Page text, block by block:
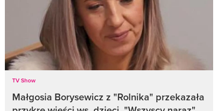
TV Show
Małgosia Borysewicz z "Rolnika" przekazała